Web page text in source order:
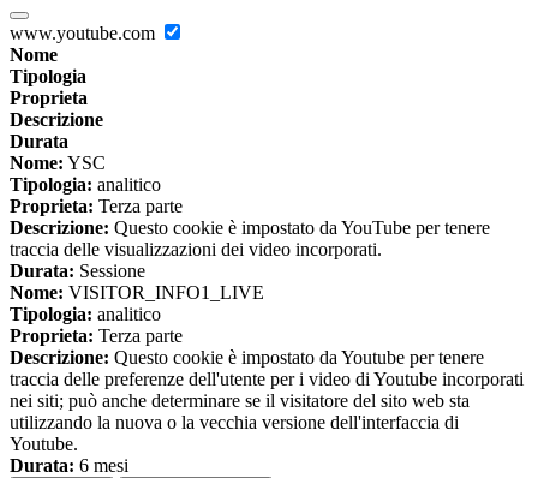
www.youtube.com
Nome
Tipologia
Proprieta
Descrizione
Durata
Nome: YSC
Tipologia: analitico
Proprieta: Terza parte
Descrizione: Questo cookie è impostato da YouTube per tenere
traccia delle visualizzazioni dei video incorporati.
Durata: Sessione
Nome: VISITOR_INFO1_LIVE
Tipologia: analitico
Proprieta: Terza parte
Descrizione: Questo cookie è impostato da Youtube per tenere
traccia delle preferenze dell'utente per i video di Youtube incorporati
nei siti; può anche determinare se il visitatore del sito web sta
utilizzando la nuova o la vecchia versione dell'interfaccia di
Youtube.
Durata: 6 mesi